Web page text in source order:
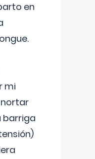
en
mi
barriga